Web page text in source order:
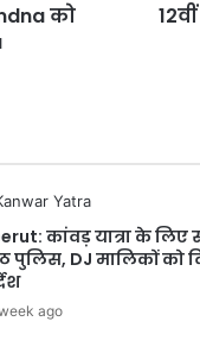
को
कांवड़ यात्रा के लिए
पुलिस, DJ मालिकों को
ago